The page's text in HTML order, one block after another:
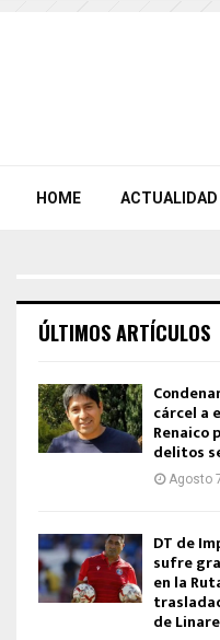
HOME ACTUALIDAD
ÚLTIMOS ARTÍCULOS
cárcel a
Renaico
delitos
Agosto
DT de
sufre
en la
de